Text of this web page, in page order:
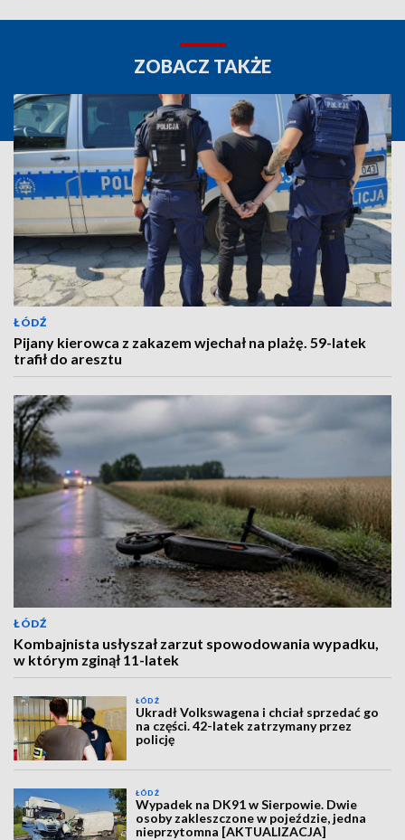
ZOBACZ TAKŻE
ŁÓDŹ
Pijany kierowca z zakazem wjechał na plażę. 59-latek
trafił do aresztu
ŁÓDŹ
Kombajnista usłyszał zarzut spowodowania wypadku,
w którym zginął 11-latek
ŁÓDŹ
Ukradł Volkswagena i chciał sprzedać go
na części. 42-latek zatrzymany przez
policję
ŁÓDŹ
Wypadek na DK91 w Sierpowie. Dwie
osoby zakleszczone w pojeździe, jedna
nieprzytomna [AKTUALIZACJA]